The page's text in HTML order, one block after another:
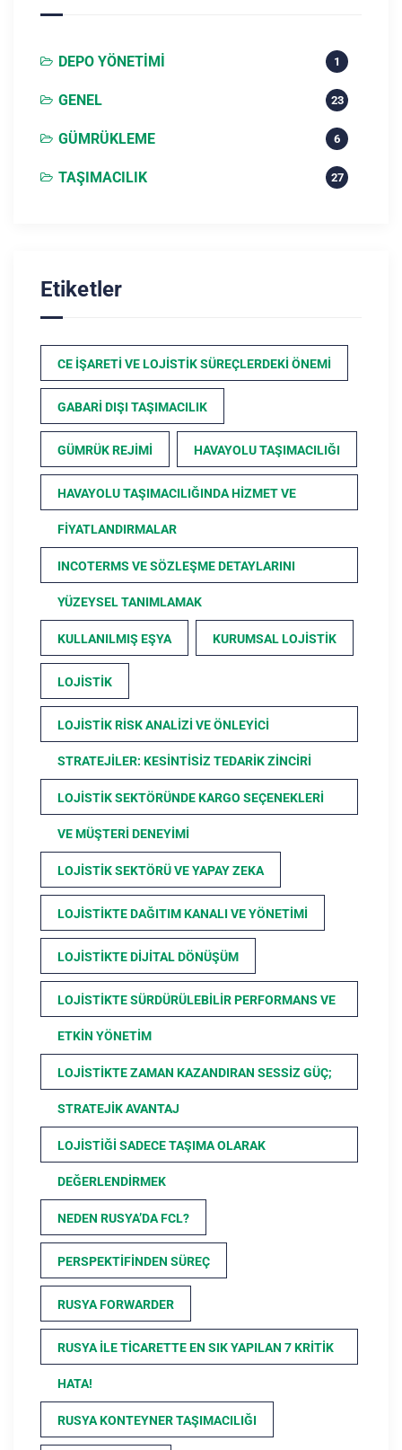
DEPO YÖNETIMI 1
GENEL 23
GÜMRÜKLEME 6
TAŞIMACILIK 27
Etiketler
CE İŞARETI VE LOJISTIK SÜREÇLERDEKI ÖNEMI
GABARI DIŞI TAŞIMACILIK
GÜMRÜK REJIMI HAVAYOLU TAŞIMACILIĞI
HAVAYOLU TAŞIMACILIĞINDA HIZMET VE
FIYATLANDIRMALAR
INCOTERMS VE SÖZLEŞME DETAYLARINI
YÜZEYSEL TANIMLAMAK
KULLANILMIŞ EŞYA KURUMSAL LOJISTIK
LOJISTIK
LOJISTIK RISK ANALIZI VE ÖNLEYICI
STRATEJILER: KESINTISIZ TEDARIK ZINCIRI
LOJISTIK SEKTÖRÜNDE KARGO SEÇENEKLERI
VE MÜŞTERI DENEYIMI
LOJISTIK SEKTÖRÜ VE YAPAY ZEKA
LOJISTIKTE DAĞITIM KANALI VE YÖNETIMI
LOJISTIKTE DIJITAL DÖNÜŞÜM
LOJISTIKTE SÜRDÜRÜLEBILIR PERFORMANS VE
ETKIN YÖNETIM
LOJISTIKTE ZAMAN KAZANDIRAN SESSIZ GÜÇ;
STRATEJIK AVANTAJ
LOJISTIĞI SADECE TAŞIMA OLARAK
DEĞERLENDIRMEK
NEDEN RUSYA’DA FCL?
PERSPEKTIFINDEN SÜREÇ
RUSYA FORWARDER
RUSYA ILE TICARETTE EN SIK YAPILAN 7 KRITIK
HATA!
RUSYA KONTEYNER TAŞIMACILIĞI